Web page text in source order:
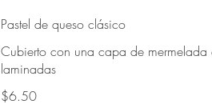
Pastel de queso clásico
Cubierto con una capa de mermelada
laminadas
$6.50